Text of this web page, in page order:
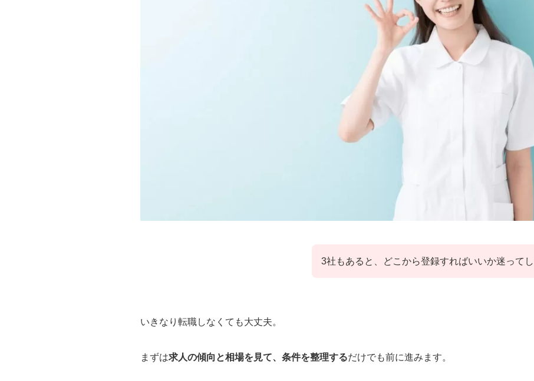
3社もあると、どこから登録すればいいか迷って
いきなり転職しなくても大丈夫。
まずは求人の傾向と相場を見て、条件を整理するだけでも前に進みます。